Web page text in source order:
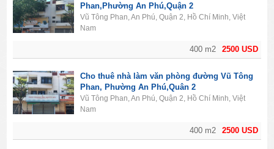
2500 USD
400 m2
Phan,Phường An Phú,Quận 2
Vũ Tông Phan, An Phú, Quận 2, Hồ Chí Minh, Việt
Nam
2500 USD
400 m2
Cho thuê nhà làm văn phòng đường Vũ Tông
Phan, Phường An Phú,Quân 2
Vũ Tông Phan, An Phú, Quận 2, Hồ Chí Minh, Việt
Nam